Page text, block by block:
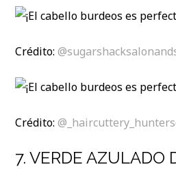
Crédito:
Crédito:
7. VERDE AZULADO